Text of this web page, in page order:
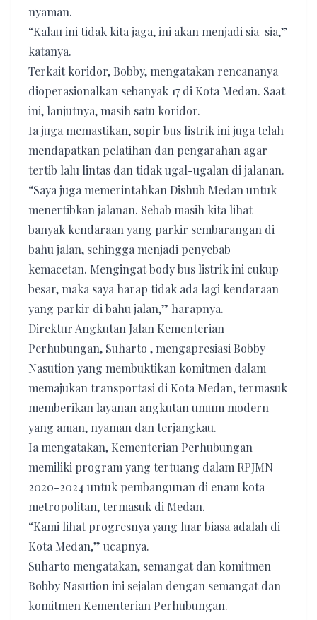
nyaman.
“Kalau ini tidak kita jaga, ini akan menjadi sia-sia,”
katanya.
Terkait koridor, Bobby, mengatakan rencananya
dioperasionalkan sebanyak 17 di Kota Medan. Saat
ini, lanjutnya, masih satu koridor.
Ia juga memastikan, sopir bus listrik ini juga telah
mendapatkan pelatihan dan pengarahan agar
tertib lalu lintas dan tidak ugal-ugalan di jalanan.
“Saya juga memerintahkan Dishub Medan untuk
menertibkan jalanan. Sebab masih kita lihat
banyak kendaraan yang parkir sembarangan di
bahu jalan, sehingga menjadi penyebab
kemacetan. Mengingat body bus listrik ini cukup
besar, maka saya harap tidak ada lagi kendaraan
yang parkir di bahu jalan,” harapnya.
Direktur Angkutan Jalan Kementerian
Perhubungan, Suharto , mengapresiasi Bobby
Nasution yang membuktikan komitmen dalam
memajukan transportasi di Kota Medan, termasuk
memberikan layanan angkutan umum modern
yang aman, nyaman dan terjangkau.
Ia mengatakan, Kementerian Perhubungan
memiliki program yang tertuang dalam RPJMN
2020-2024 untuk pembangunan di enam kota
metropolitan, termasuk di Medan.
“Kami lihat progresnya yang luar biasa adalah di
Kota Medan,” ucapnya.
Suharto mengatakan, semangat dan komitmen
Bobby Nasution ini sejalan dengan semangat dan
komitmen Kementerian Perhubungan.